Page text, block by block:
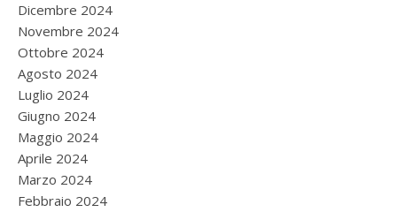
Dicembre 2024
Novembre 2024
Ottobre 2024
Agosto 2024
Luglio 2024
Giugno 2024
Maggio 2024
Aprile 2024
Marzo 2024
Febbraio 2024